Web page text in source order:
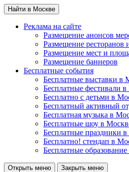
Найти в Москве
Реклама на сайте
Размещение анонсов
Размещение ресторанов
Размещение мест и
Размещение баннеров
Бесплатные события
Бесплатные выставки в
Бесплатные фестивали
Бесплатно с детьми в
Бесплатный активный
Бесплатная музыка в
Бесплатные шоу в
Бесплатные праздники
Бесплатно! стендап в
Бесплатные
Открыть меню Закрыть меню